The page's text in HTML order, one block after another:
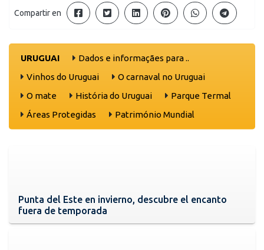
Compartir en
URUGUAI
Dados e informaçães para ..
Vinhos do Uruguai
O carnaval no Uruguai
O mate
História do Uruguai
Parque Termal
Áreas Protegidas
Património Mundial
Punta del Este en invierno, descubre el encanto
fuera de temporada